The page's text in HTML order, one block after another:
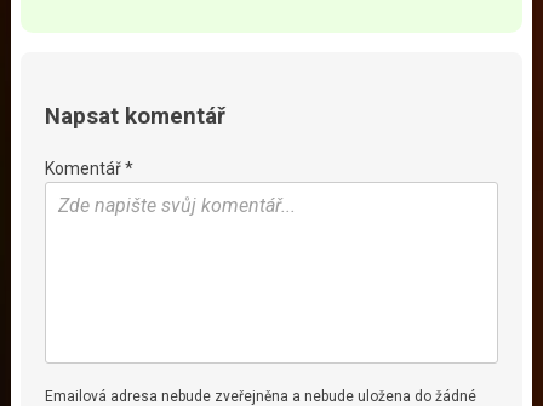
Napsat komentář
Komentář *
Emailová adresa nebude zveřejněna a nebude uložena do žádné